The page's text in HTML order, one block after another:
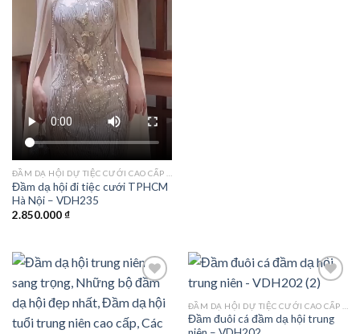
Đầm dạ hội đi tiệc cưới TPHCM
Hà Nội – VDH235
2.850.000₫
Add to
wishlist
Add to
Đầm đuôi cá đầm dạ hội trung